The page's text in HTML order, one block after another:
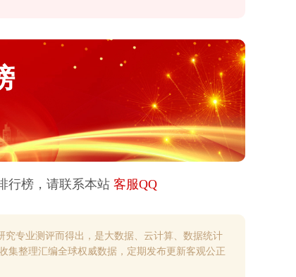
行榜，请联系本站 客服QQ
专业测评而得出，是大数据、云计算、数据统计
集整理汇编全球权威数据，定期发布更新客观公正